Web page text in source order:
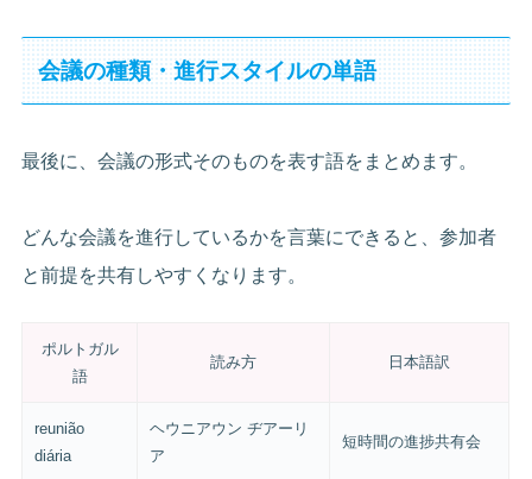
会議の種類・進行スタイルの単語
最後に、会議の形式そのものを表す語をまとめます。
どんな会議を進行しているかを言葉にできると、参加者
と前提を共有しやすくなります。
ポルトガル
語
読み方 日本語訳
reunião
diária
ヘウニアウン ヂアーリ
ア
短時間の進捗共有会